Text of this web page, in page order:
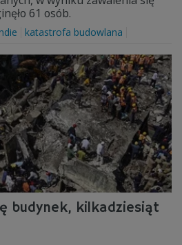
61 osób.
katastrofa budowlana
budynek, kilkadziesiąt